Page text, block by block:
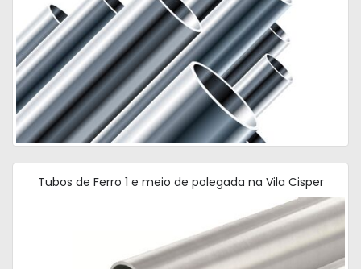
Tubos de Ferro 1 e meio de polegada na Vila Cisper